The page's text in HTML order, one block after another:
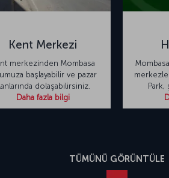
Kent Merkezi
merkezinden Mombasa
başlayabilir ve pazar
dolaşabilirsiniz.
Daha fazla bilgi
TÜMÜNÜ GÖRÜNTÜLE